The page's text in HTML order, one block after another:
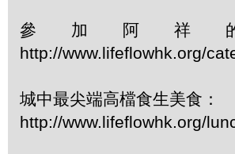
參加阿祥
http://www.lifeflowhk.org/
城中最尖端高檔食生美食：
http://www.lifeflowhk.org/